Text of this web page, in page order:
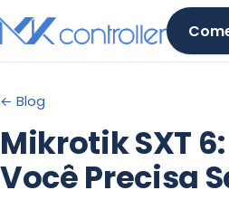
to
← Blog
Mikrotik SXT
Você Precisa